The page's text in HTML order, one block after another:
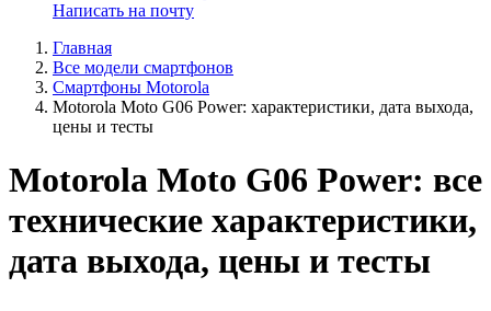
Написать на почту
Главная
Все модели смартфонов
Смартфоны Motorola
Motorola Moto G06 Power: характеристики, дата выхода,
цены и тесты
Motorola Moto G06 Power: все
технические характеристики,
дата выхода, цены и тесты